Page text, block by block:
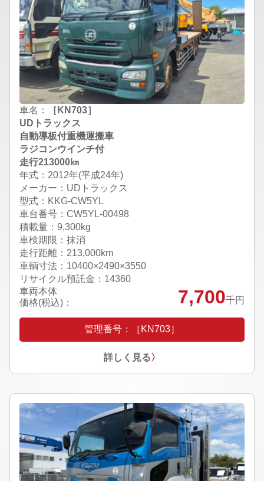
車名：
［KN703］
UDトラックス
自動導板付重機運搬車
ラジコンウインチ付
走行213000㎞
年式：2012年(平成24年)
メーカー：UDトラックス
型式：KKG-CW5YL
車台番号：CW5YL-00498
積載量：9,300kg
車検期限：抹消
走行距離：213,000km
車輌寸法：10400×2490×3550
リサイクル預託金：14360
車両本体
価格(税込)：
7,700千円
管理番号：［KN703］
詳しく見る〉